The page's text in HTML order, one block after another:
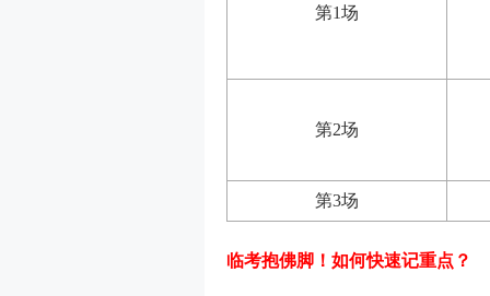
第1场
第2场
第3场
临考抱佛脚！如何快速记重点？